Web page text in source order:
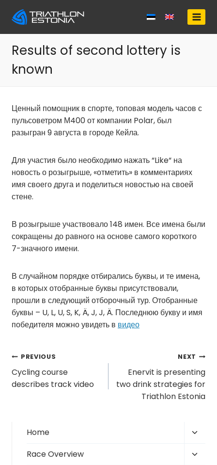
Results of second lottery is
known
Ценный помощник в спорте, топовая модель часов с
пульсоветром М400 от компании Polar, был
разыгран 9 августа в городе Кейла.
Для участия было необходимо нажать “Like“ на
новость о розыгрыше, «отметить» в комментариях
имя своего друга и поделиться новостью на своей
стене.
В розыгрыше участвовало 148 имен. Все имена были
сокращены до равного на основе самого короткого
7-значного имени.
В случайном порядке отбирались буквы, и те имена,
в которых отобранные буквы присутствовали,
прошли в следующий отборочный тур. Отобранные
буквы – U, L, U, S, K, Ä, J, J, Ä. Последнюю букву и имя
победителя можно увидеть в видео
Post
navigation
PREVIOUS
Cycling course
describes track video
NEXT
Enervit is presenting
two drink strategies for
Triathlon Estonia
Home
menu
Race Overview